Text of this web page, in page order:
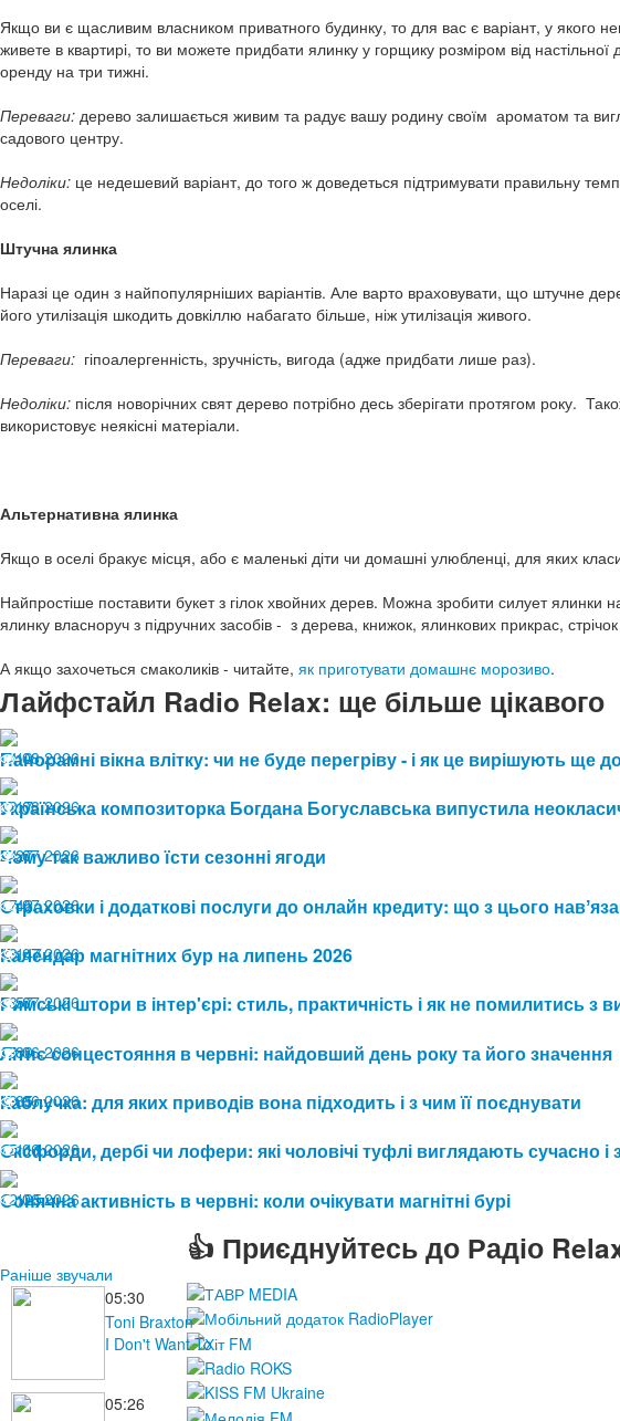
Раніше звучали
05:30
Toni Braxton
I Don't Want To
05:26
Якщо ви є щасливим власником приватного будинку, то для вас є варіант, у якого
живете в квартирі, то ви можете придбати ялинку у горщику розміром від настільної
оренду на три тижні.
Переваги: дерево залишається живим та радує вашу родину своїм ароматом та
садового центру.
Недоліки: це недешевий варіант, до того ж доведеться підтримувати правильну
оселі.
Штучна ялинка
Наразі це один з найпопулярніших варіантів. Але варто враховувати, що штучне
його утилізація шкодить довкіллю набагато більше, ніж утилізація живого.
Переваги: гіпоалергенність, зручність, вигода (адже придбати лише раз).
Недоліки: після новорічних свят дерево потрібно десь зберігати протягом року.
використовує неякісні матеріали.
Альтернативна ялинка
Якщо в оселі бракує місця, або є маленькі діти чи домашні улюбленці, для яких
Найпростіше поставити букет з гілок хвойних дерев. Можна зробити силует ялинки
ялинку власноруч з підручних засобів - з дерева, книжок, ялинкових прикрас,
А якщо захочеться смаколиків - читайте, як приготувати домашнє морозиво.
Лайфстайл Radio Relax: ще більше цікавого
04.08.2026
10
Панорамні вікна влітку: чи не буде перегріву - і як це вирішують ще
03.08.2026
17
Українська композиторка Богдана Богуславська випустила
24.07.2026
27
Чому так важливо їсти сезонні ягоди
17.07.2026
42
Страховки і додаткові послуги до онлайн кредиту: що з цього
13.07.2026
147
Календар магнітних бур на липень 2026
08.07.2026
57
Римські штори в інтер'єрі: стиль, практичність і як не помилитись з
19.06.2026
80
Літнє сонцестояння в червні: найдовший день року та його значення
19.06.2026
85
Каблучка: для яких приводів вона підходить і з чим її поєднувати
15.06.2026
111
Оксфорди, дербі чи лофери: які чоловічі туфлі виглядають сучасно і
12.06.2026
125
Сонячна активність в червні: коли очікувати магнітні бурі
👍 Приєднуйтесь до Радіо